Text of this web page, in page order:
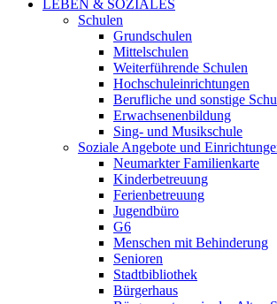
LEBEN & SOZIALES
Schulen
Grundschulen
Mittelschulen
Weiterführende Schulen
Hochschuleinrichtungen
Berufliche und sonstige
Erwachsenenbildung
Sing- und Musikschule
Soziale Angebote und
Neumarkter Familienkarte
Kinderbetreuung
Ferienbetreuung
Jugendbüro
G6
Menschen mit Behinderung
Senioren
Stadtbibliothek
Bürgerhaus